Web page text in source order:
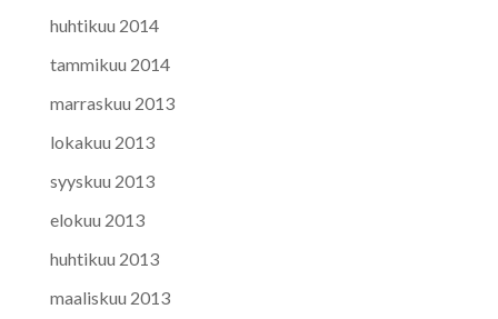
huhtikuu 2014
tammikuu 2014
marraskuu 2013
lokakuu 2013
syyskuu 2013
elokuu 2013
huhtikuu 2013
maaliskuu 2013